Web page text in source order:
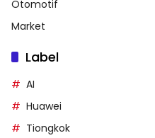
Otomotif
Market
Label
AI
Huawei
Tiongkok